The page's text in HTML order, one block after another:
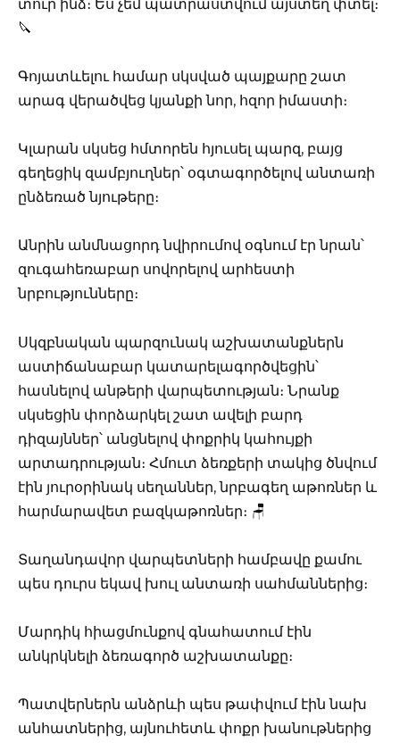
տուր ինձ։ Ես չեմ պատրաստվում այստեղ փտել։
🔪
Գոյատևելու համար սկսված պայքարը շատ
արագ վերածվեց կյանքի նոր, հզոր իմաստի։
Կլարան սկսեց հմտորեն հյուսել պարզ, բայց
գեղեցիկ զամբյուղներ՝ օգտագործելով անտառի
ընձեռած նյութերը։
Անրին անմնացորդ նվիրումով օգնում էր նրան՝
զուգահեռաբար սովորելով արհեստի
նրբությունները։
Սկզբնական պարզունակ աշխատանքներն
աստիճանաբար կատարելագործվեցին՝
հասնելով անթերի վարպետության։ Նրանք
սկսեցին փորձարկել շատ ավելի բարդ
դիզայններ՝ անցնելով փոքրիկ կահույքի
արտադրության։ Հմուտ ձեռքերի տակից ծնվում
էին յուրօրինակ սեղաններ, նրբագեղ աթոռներ և
հարմարավետ բազկաթոռներ։ 🪑
Տաղանդավոր վարպետների համբավը քամու
պես դուրս եկավ խուլ անտառի սահմաններից։
Մարդիկ հիացմունքով գնահատում էին
անկրկնելի ձեռագործ աշխատանքը։
Պատվերներն անձրևի պես թափվում էին նախ
անհատներից, այնուհետև փոքր խանութներից